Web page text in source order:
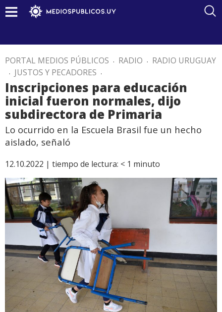
PORTAL MEDIOS PÚBLICOS . RADIO . RADIO URUGUAY
. JUSTOS Y PECADORES .
Inscripciones para educación
inicial fueron normales, dijo
subdirectora de Primaria
Lo ocurrido en la Escuela Brasil fue un hecho
aislado, señaló
12.10.2022 | tiempo de lectura: < 1 minuto